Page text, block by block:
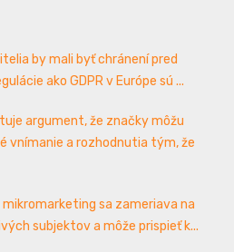
by mali byť chránení pred
ako GDPR v Európe sú ...
argument, že značky môžu
vnímanie a rozhodnutia tým, že
sa zameriava na
subjektov a môže prispieť k...